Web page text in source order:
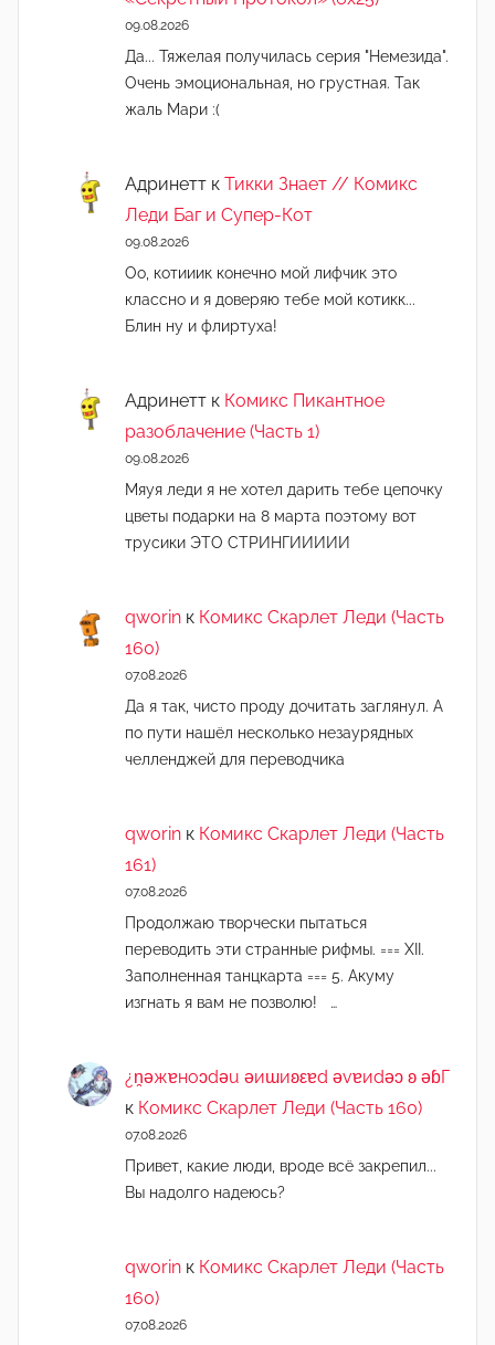
09.08.2026
Да... Тяжелая получилась серия "Немезида".
Очень эмоциональная, но грустная. Так
жаль Мари :(
Адринетт к Тикки Знает // Комикс
Леди Баг и Супер-Кот
09.08.2026
Оо, котииик конечно мой лифчик это
классно и я доверяю тебе мой котикк...
Блин ну и флиртуха!
Адринетт к Комикс Пикантное
разоблачение (Часть 1)
09.08.2026
Мяуя леди я не хотел дарить тебе цепочку
цветы подарки на 8 марта поэтому вот
трусики ЭТО СТРИНГИИИИИ
qworin к Комикс Скарлет Леди (Часть
160)
07.08.2026
Да я так, чисто проду дочитать заглянул. А
по пути нашёл несколько незаурядных
челленджей для переводчика
qworin к Комикс Скарлет Леди (Часть
161)
07.08.2026
Продолжаю творчески пытаться
переводить эти странные рифмы. === XII.
Заполненная танцкарта === 5. Акуму
изгнать я вам не позволю! …
¿n̯ǝжɐноɔdǝu ǝиɯиʚεɐd ǝvɐиdǝɔ ʚ ǝɓГ
к Комикс Скарлет Леди (Часть 160)
07.08.2026
Привет, какие люди, вроде всё закрепил...
Вы надолго надеюсь?
qworin к Комикс Скарлет Леди (Часть
160)
07.08.2026